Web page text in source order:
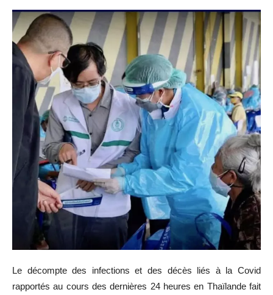
Le décompte des infections et des décès liés à la Covid
rapportés au cours des dernières 24 heures en Thaïlande fait